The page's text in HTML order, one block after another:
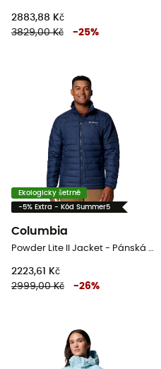
2883,88 Kč
3829,00 Kč
-25%
Ekologicky šetrné
-5% Extra - Kód Summer5
Columbia
Powder Lite II Jacket - Pánská péřova
2223,61 Kč
2999,00 Kč
-26%